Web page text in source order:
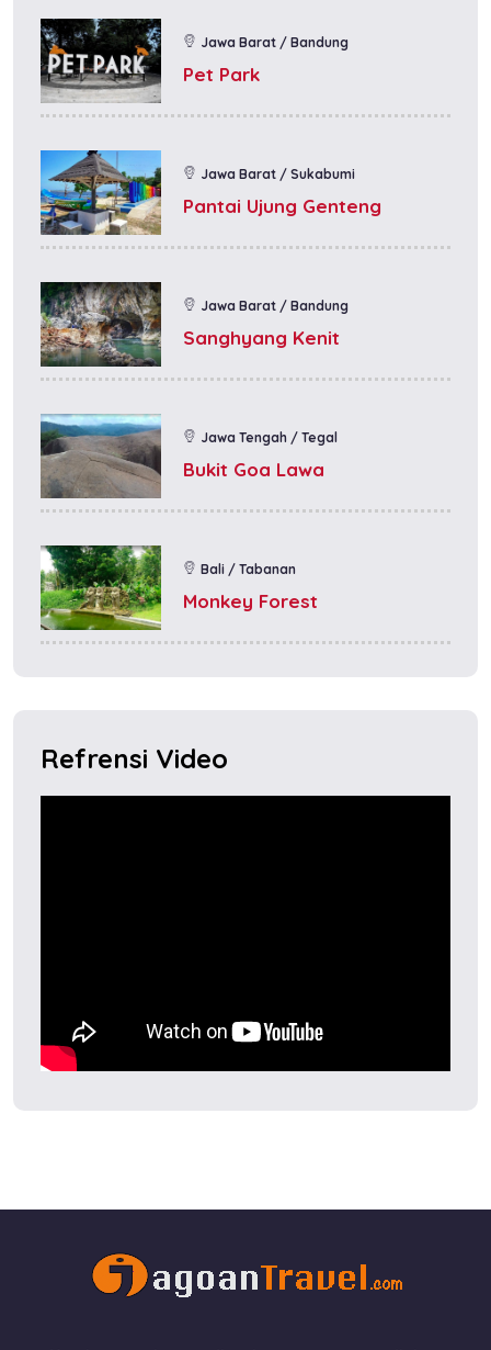
Jawa Barat / Bandung
Pet Park
Jawa Barat / Sukabumi
Pantai Ujung Genteng
Jawa Barat / Bandung
Sanghyang Kenit
Jawa Tengah / Tegal
Bukit Goa Lawa
Bali / Tabanan
Monkey Forest
Refrensi Video